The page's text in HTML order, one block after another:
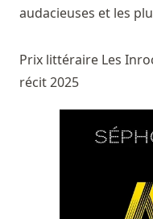
audacieuses et les
Prix littéraire Les
récit 2025